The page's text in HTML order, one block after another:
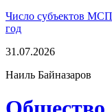
Число субъектов МСП
год
31.07.2026
Наиль Байназаров